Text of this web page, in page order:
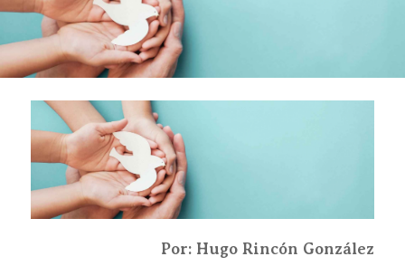
Por: Hugo Rincón González